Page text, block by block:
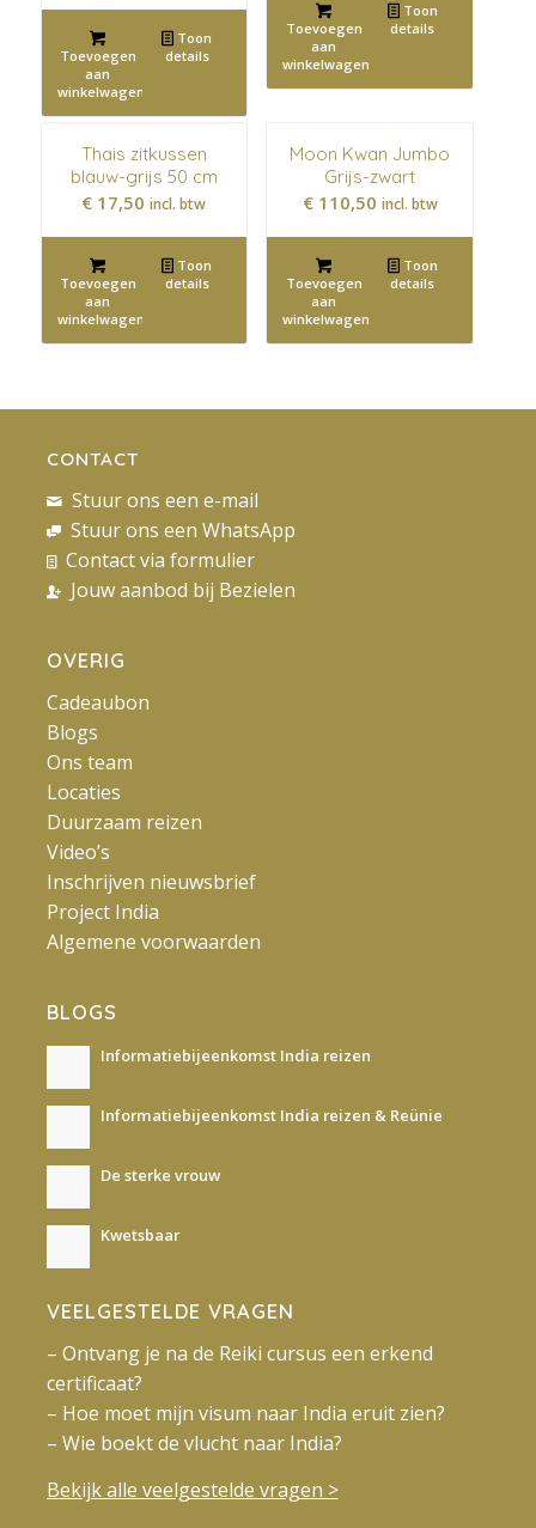
Toevoegen
aan
winkelwagen
Toon
details
Toevoegen
aan
winkelwagen
Toon
details
Thais zitkussen
blauw-grijs 50 cm
€ 17,50 incl. btw
Toevoegen
aan
winkelwagen
Toon
details
Moon Kwan Jumbo
Grijs-zwart
€110,50 incl. btw
Toevoegen
aan
winkelwagen
Toon
details
CONTACT
Stuur ons een e-mail
Stuur ons een WhatsApp
Contact via formulier
Jouw aanbod bij Bezielen
OVERIG
Cadeaubon
Blogs
Ons team
Locaties
Duurzaam reizen
Video’s
Inschrijven nieuwsbrief
Project India
Algemene voorwaarden
BLOGS
Informatiebijeenkomst India reizen
Informatiebijeenkomst India reizen & Reünie
De sterke vrouw
Kwetsbaar
VEELGESTELDE VRAGEN
– Ontvang je na de Reiki cursus een erkend
certificaat?
– Hoe moet mijn visum naar India eruit zien?
– Wie boekt de vlucht naar India?
Bekijk alle veelgestelde vragen >